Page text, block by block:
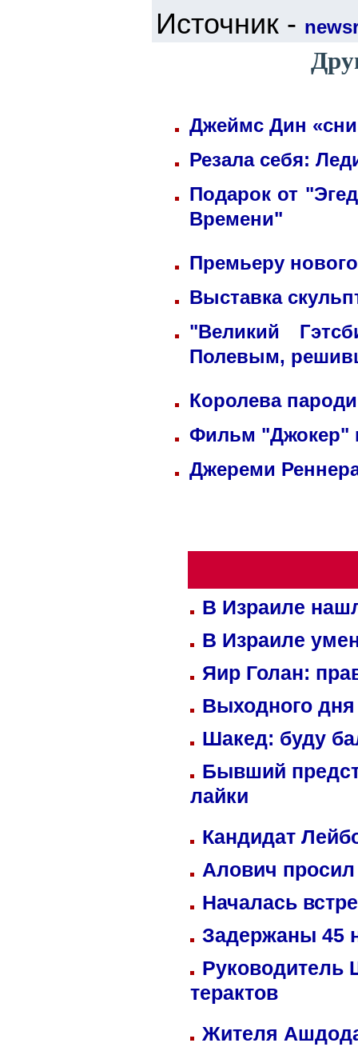
Источник -
Джеймс Дин
Резала себя:
Подарок от
Времени"
Премьеру
Выставка
"Великий
Полевым,
Королева
Фильм "Джокер"
Джереми
В Израиле
В Израиле
Яир Голан:
Выходного
Шакед: буду
Бывший
лайки
Кандидат
Алович просил
Началась
Задержаны 45
Руководитель
терактов
Жителя